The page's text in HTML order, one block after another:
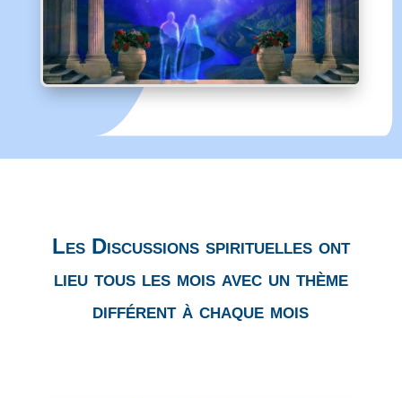
Les Discussions spirituelles ont
lieu tous les mois avec un thème
différent à chaque mois